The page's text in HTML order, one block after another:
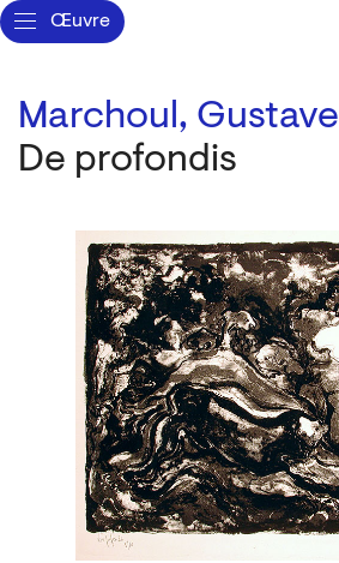
Œuvre
Marchoul, Gustave
De profondis